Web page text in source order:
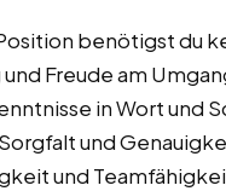
benötigst du
Freude am
in Wort und
und
und